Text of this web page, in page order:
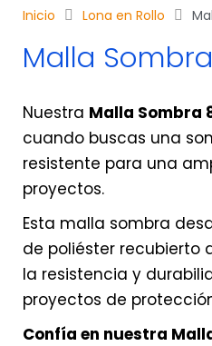
Inicio Lona en Rollo
Malla
Nuestra Malla Sombra
cuando buscas una
resistente para una
proyectos.
Esta malla sombra
de poliéster recubierto
la resistencia y
proyectos de
Confía en nuestra